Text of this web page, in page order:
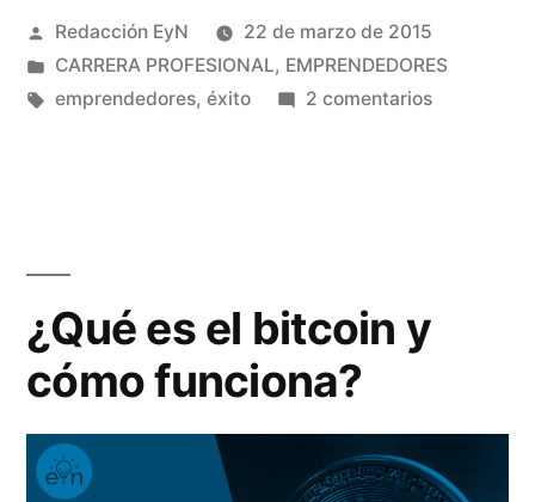
de
éxito»
Publicado
por
Redacción EyN
22 de marzo de 2015
Publicado
en
CARRERA PROFESIONAL, EMPRENDEDORES
Etiquetas:
emprendedores, éxito 2 comentariosen
¿Qué es el bitcoin y
cómo funciona?